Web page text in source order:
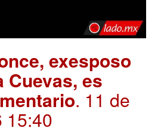
exesposo
Cuevas, es
. 11 de
15:40